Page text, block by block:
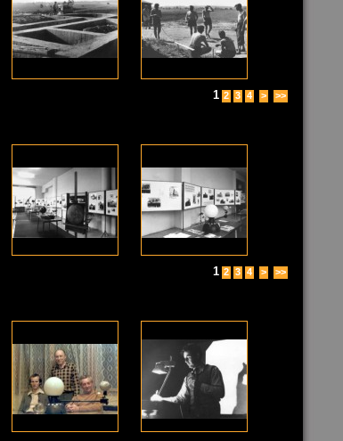
1 2 3 4 > >>
1 2 3 4 > >>